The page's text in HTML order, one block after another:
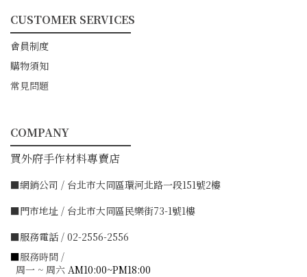
CUSTOMER SERVICES
━━━━━━━━━━━
會員制度
購物須知
常見問題
COMPANY
━━━━━━━━━━━
買外府手作材料專賣店
■網銷公司 / 台北市大同區環河北路一段151號2樓
■門市地址 / 台北市大同區民樂街73-1號1樓
■服務電話 / 02-2556-2556
■服務時間 /
周一 ~ 周六 AM10:00~PM18:00